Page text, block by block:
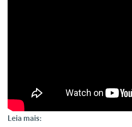
Leia mais: